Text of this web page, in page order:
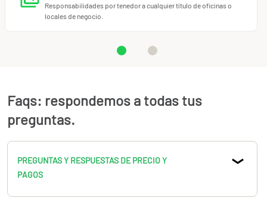
Responsabilidades por tenedor a cualquier título de oficinas o
locales de negocio.
Faqs: respondemos a todas tus
preguntas.
PREGUNTAS Y RESPUESTAS DE PRECIO Y
PAGOS